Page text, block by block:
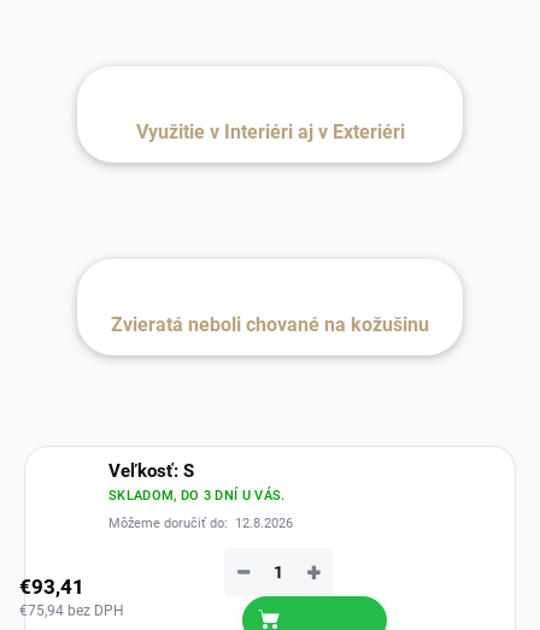
Využitie v Interiéri aj v Exteriéri
Zvieratá neboli chované na kožušinu
Veľkosť: S
SKLADOM, DO 3 DNÍ U VÁS.
Môžeme doručiť do:
12.8.2026
€93,41
€75,94 bez DPH
+
−